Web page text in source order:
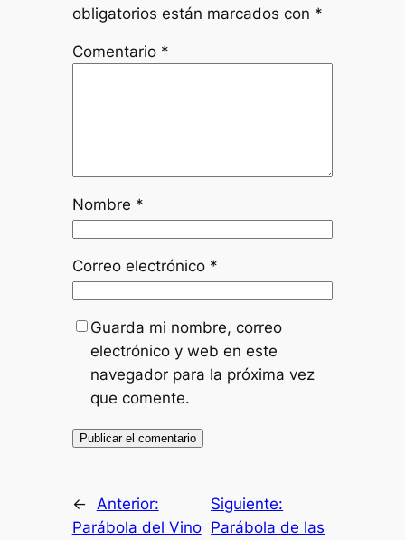
obligatorios están marcados con *
Comentario *
Nombre *
Correo electrónico *
Guarda mi nombre, correo
electrónico y web en este
navegador para la próxima vez
que comente.
← Anterior:
Parábola del Vino
Siguiente:
Parábola de las